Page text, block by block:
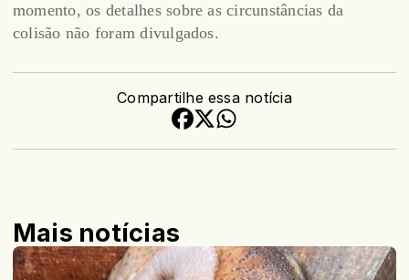
momento, os detalhes sobre as circunstâncias da
colisão não foram divulgados.
Compartilhe essa notícia
Mais notícias